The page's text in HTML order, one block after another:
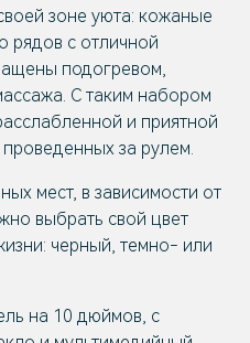
зоне уюта: кожаные
рядов с отличной
подогревом,
С таким набором
и приятной
за рулем.
мест, в зависимости от
выбрать свой цвет
черный, темно- или
на 10 дюймов, с